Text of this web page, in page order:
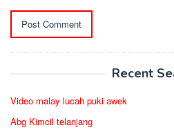
Recent
Video malay lucah puki awek
Abg Kimcil telanjang